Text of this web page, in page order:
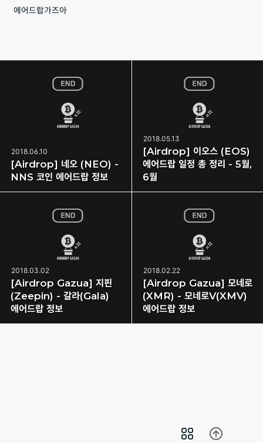
에어드랍가즈아
2018.06.10
[Airdrop] 네오 (NEO) -
NNS 코인 에어드랍 정보
2018.05.13
[Airdrop] 이오스 (EOS)
에어드랍 일정 총 정리 - 5월,
6월
2018.03.02
[Airdrop Gazua] 지핀
(Zeepin) - 갈라(Gala)
에어드랍 정보
2018.02.22
[Airdrop Gazua] 모네로
(XMR) - 모네로V(XMV)
에어드랍 정보